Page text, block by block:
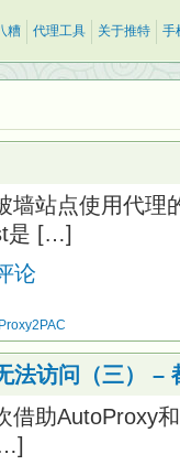
糟 代理工具 关于推特 手
墙站点使用代理
是 […]
论
法访问（三）
借助AutoProxy